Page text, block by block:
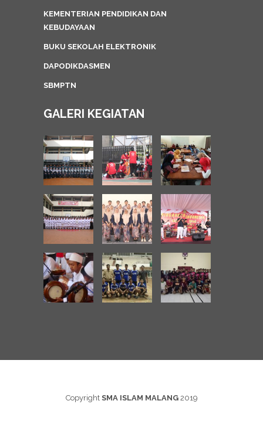
KEMENTERIAN PENDIDIKAN DAN
KEBUDAYAAN
BUKU SEKOLAH ELEKTRONIK
DAPODIKDASMEN
SBMPTN
GALERI KEGIATAN
Copyright SMA ISLAM MALANG2019